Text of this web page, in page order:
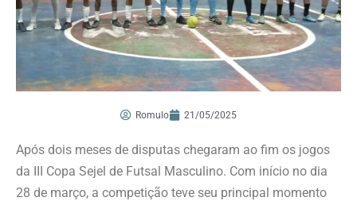
Romulo 21/05/2025
Após dois meses de disputas chegaram ao fim os jogos
da III Copa Sejel de Futsal Masculino. Com início no dia
28 de março, a competição teve seu principal momento